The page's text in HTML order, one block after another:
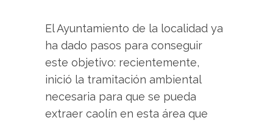
El Ayuntamiento de la localidad ya
ha dado pasos para conseguir
este objetivo: recientemente,
inició la tramitación ambiental
necesaria para que se pueda
extraer caolín en esta área que